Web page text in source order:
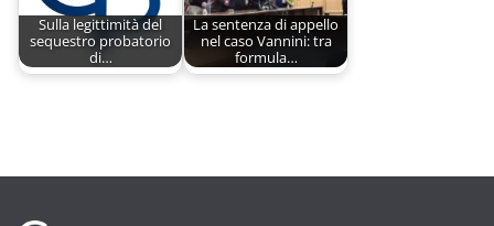
Sulla legittimità del
sequestro probatorio
di…
La sentenza di appello
nel caso Vannini: tra
formula…